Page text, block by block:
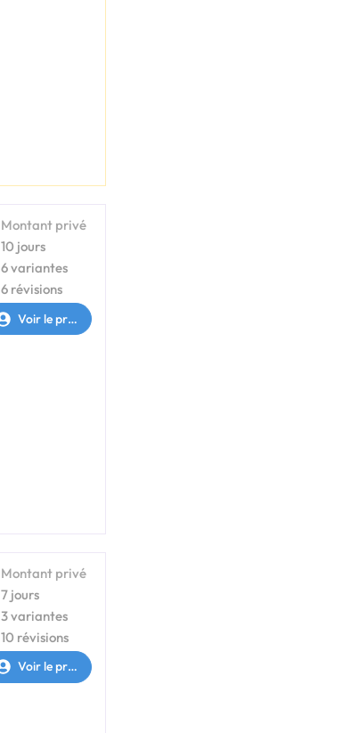
Montant privé
10 jours
6 variantes
6 révisions
Voir le profil
Montant privé
7 jours
3 variantes
10 révisions
Voir le profil